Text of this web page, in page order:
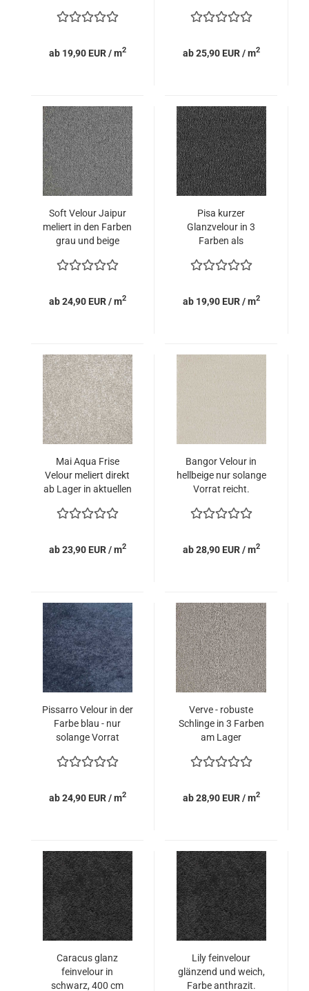
ab 19,90 EUR / m2 ab 25,90 EUR / m2
Soft Velour Jaipur
meliert in den Farben
grau und beige
ab 24,90 EUR / m2
Pisa kurzer
Glanzvelour in 3
Farben als
ab 19,90 EUR / m2
Mai Aqua Frise
Velour meliert direkt
ab Lager in aktuellen
ab 23,90 EUR / m2
Bangor Velour in
hellbeige nur solange
Vorrat reicht.
ab 28,90 EUR / m2
Pissarro Velour in der
Farbe blau - nur
solange Vorrat
ab 24,90 EUR / m2
Verve - robuste
Schlinge in 3 Farben
am Lager
ab 28,90 EUR / m2
Caracus glanz
feinvelour in
schwarz, 400 cm
Lily feinvelour
glänzend und weich,
Farbe anthrazit.